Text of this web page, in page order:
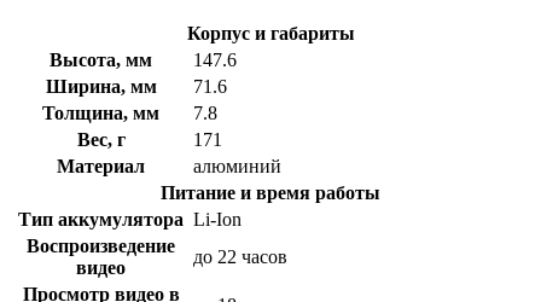
Корпус и габариты
Высота, мм
147.6
Ширина, мм
71.6
Толщина, мм
7.8
Вес, г
171
Материал
алюминий
Питание и время работы
Тип аккумулятора Li-Ion
Воспроизведение
видео
до 22 часов
Просмотр видео в